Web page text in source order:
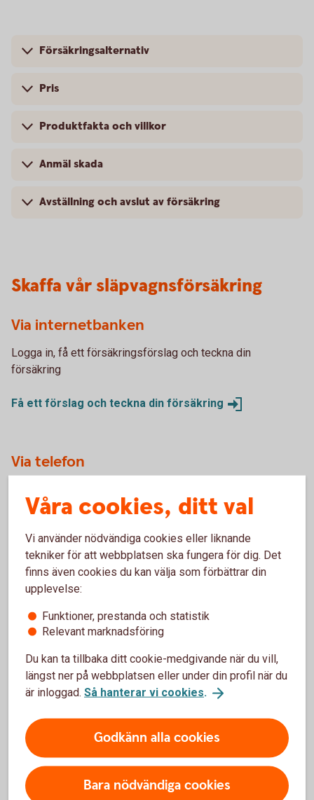
Försäkringsalternativ
Pris
Produktfakta och villkor
Anmäl skada
Avställning och avslut av försäkring
Skaffa vår släpvagnsförsäkring
Via internetbanken
Logga in, få ett försäkringsförslag och teckna din
försäkring
Få ett förslag och teckna din försäkring
Via telefon
Ring 0430-735 00.
Skaffa försäkring viaKundcenter
Fordonsförsäkringar
Bilförsäkring
Lätt lastbilsförsäkring
Husbilsförsäkring
Husvagnsförsäkring
Våra cookies, ditt val
Vi använder nödvändiga cookies eller liknande
tekniker för att webbplatsen ska fungera för dig. Det
finns även cookies du kan välja som förbättrar din
upplevelse:
Funktioner, prestanda och statistik
Relevant marknadsföring
Du kan ta tillbaka ditt cookie-medgivande när du vill,
längst ner på webbplatsen eller under din profil när du
är inloggad. Så hanterar vi cookies.
Godkänn alla cookies
Bara nödvändiga cookies